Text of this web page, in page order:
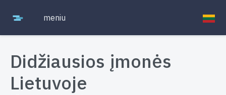
meniu
Didžiausios įmonės
Lietuvoje